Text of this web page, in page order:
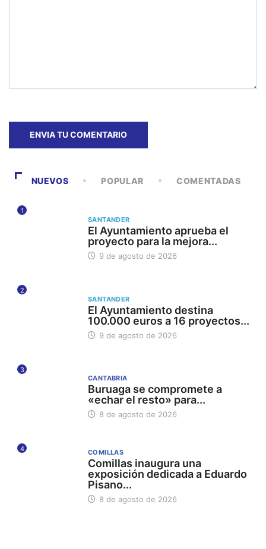
NUEVOS POPULAR COMENTADAS
1
SANTANDER
El Ayuntamiento aprueba el
proyecto para la mejora...
9 de agosto de 2026
2
SANTANDER
El Ayuntamiento destina
100.000 euros a 16 proyectos...
9 de agosto de 2026
3
CANTABRIA
Buruaga se compromete a
«echar el resto» para...
8 de agosto de 2026
4 COMILLAS
Comillas inaugura una
exposición dedicada a Eduardo
Pisano...
8 de agosto de 2026